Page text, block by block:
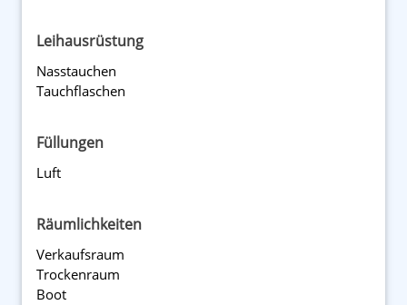
Leihausrüstung
Nasstauchen
Tauchflaschen
Füllungen
Luft
Räumlichkeiten
Verkaufsraum
Trockenraum
Boot